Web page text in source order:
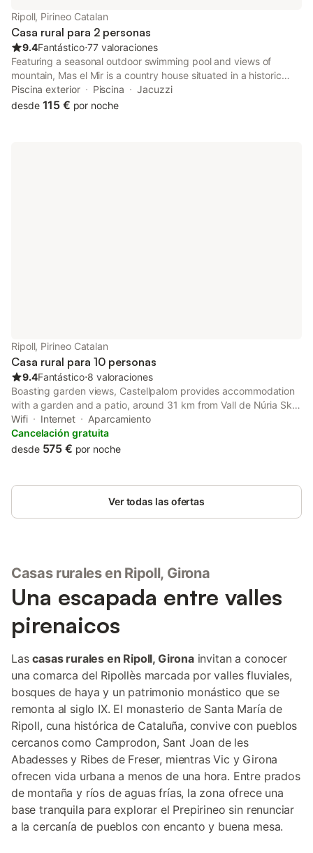
Ripoll, Pirineo Catalan
Casa rural para 2 personas
9.4Fantástico⋅77 valoraciones
Featuring a seasonal outdoor swimming pool and views of
mountain, Mas el Mir is a country house situated in a historic
building in Ripoll, 27 km from Vall de Núria Ski station.
Piscina exterior Piscina
Jacuzzi
desde 115 € por noche
Ripoll, Pirineo Catalan
Casa rural para 10 personas
9.4Fantástico⋅8 valoraciones
Boasting garden views, Castellpalom provides accommodation
with a garden and a patio, around 31 km from Vall de Núria Ski
station. This property offers access to a balcony, free private
parking and free WiFi.
Wifi Internet
Aparcamiento
Cancelación gratuita
desde 575 € por noche
Ver todas las ofertas
Casas rurales en Ripoll, Girona
Una escapada entre valles
pirenaicos
Lascasas rurales en Ripoll, Gironainvitan a conocer
una comarca del Ripollès marcada por valles fluviales,
bosques de haya y un patrimonio monástico que se
remonta al siglo IX. El monasterio de Santa María de
Ripoll, cuna histórica de Cataluña, convive con pueblos
cercanos como Camprodon, Sant Joan de les
Abadesses y Ribes de Freser, mientras Vic y Girona
ofrecen vida urbana a menos de una hora. Entre prados
de montaña y ríos de aguas frías, la zona ofrece una
base tranquila para explorar el Prepirineo sin renunciar
a la cercanía de pueblos con encanto y buena mesa.